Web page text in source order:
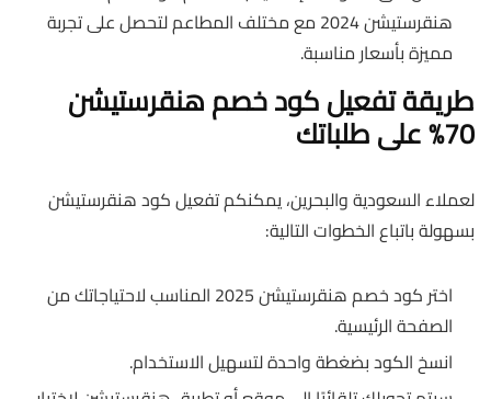
هنقرستيشن 2024 مع مختلف المطاعم لتحصل على تجربة
مميزة بأسعار مناسبة.
طريقة تفعيل كودخصم هنقرستيشن
70% على طلباتك
لعملاء السعودية والبحرين، يمكنكم تفعيل كود هنقرستيشن
بسهولة باتباع الخطوات التالية:
اختر كود خصم هنقرستيشن 2025 المناسب لاحتياجاتك من
الصفحة الرئيسية.
انسخ الكود بضغطة واحدة لتسهيل الاستخدام.